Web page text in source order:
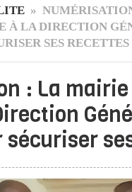
»
À LA DIRECTION
SES RECETTES
: La mairie
sécuriser